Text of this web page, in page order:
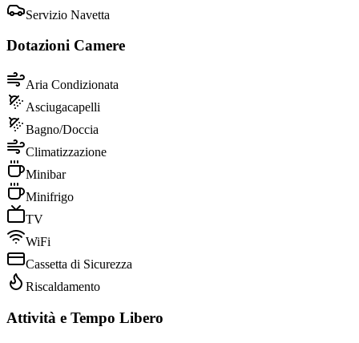
Servizio Navetta
Dotazioni Camere
Aria Condizionata
Asciugacapelli
Bagno/Doccia
Climatizzazione
Minibar
Minifrigo
TV
WiFi
Cassetta di Sicurezza
Riscaldamento
Attività e Tempo Libero